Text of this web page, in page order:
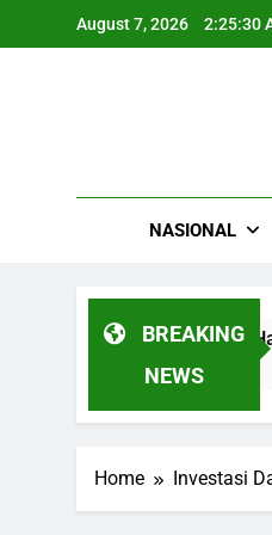
August 7, 2026 2:25:30
NASIONAL
BREAKING
NEWS
1.000 Wisatawan Per Hari:
Home Investasi